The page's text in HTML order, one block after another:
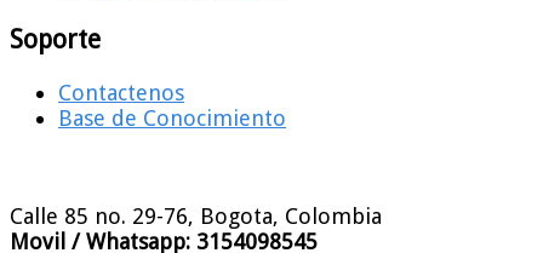
Soporte
Contactenos
Base de Conocimiento
Calle 85 no. 29-76, Bogota, Colombia
Movil / Whatsapp: 3154098545